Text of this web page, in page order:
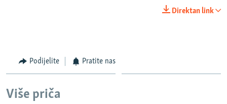
Direktan link
Podijelite Pratite nas
Više priča